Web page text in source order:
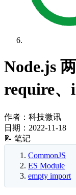
Node.js
require
作者：科技微讯
日期： 2022-11-18
📝 笔记
CommonJS
ES Module
empty import